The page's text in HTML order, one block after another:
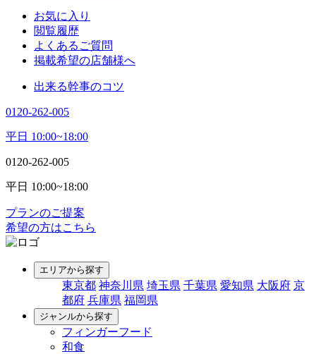
お気に入り
閲覧履歴
よくあるご質問
掲載希望の店舗様へ
出来る幹事のコツ
0120-262-005
平日 10:00~18:00
0120-262-005
平日 10:00~18:00
プランのご提案
希望の方はこちら
エリアから探す
東京都 神奈川県 埼玉県 千葉県 愛知県 大阪府 京
都府 兵庫県 福岡県
ジャンルから探す
フィンガーフード
和食